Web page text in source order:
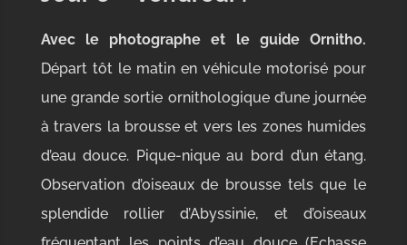
Avec le photographe et le guide Ornitho.
Départ tôt le matin en véhicule motorisé pour
une grande sortie ornithologique d’une journée
à travers la brousse et vers les zones humides
d’eau douce. Pique-nique au bord d’un étang.
Observation d’oiseaux de brousse tels que le
splendide rollier d’Abyssinie, et d’oiseaux